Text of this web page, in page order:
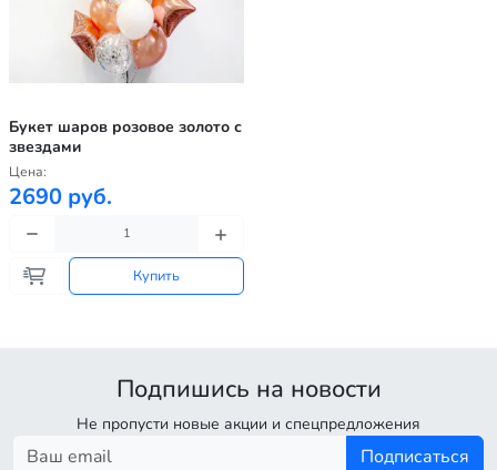
Букет шаров розовое золото с
звездами
Цена:
2690 руб.
Купить
Подпишись на новости
Не пропусти новые акции и спецпредложения
Подписаться